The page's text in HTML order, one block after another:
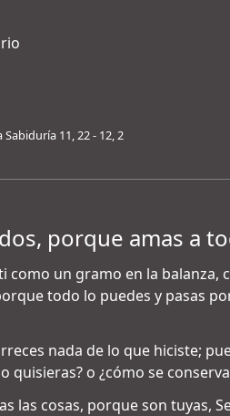
11, 22 - 12, 2
porque amas a
como un gramo en la
todo lo puedes y pasas
nada de lo que hiciste;
quisieras? o ¿cómo se
las cosas, porque son tuyas,